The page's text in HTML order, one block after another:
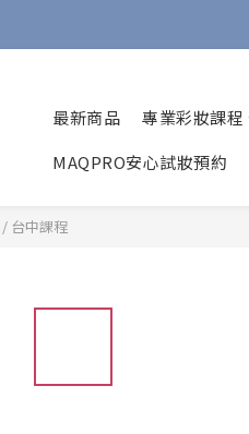
最新商品 專業彩妝課程
MAQPRO安心試妝預約
/ 台中課程